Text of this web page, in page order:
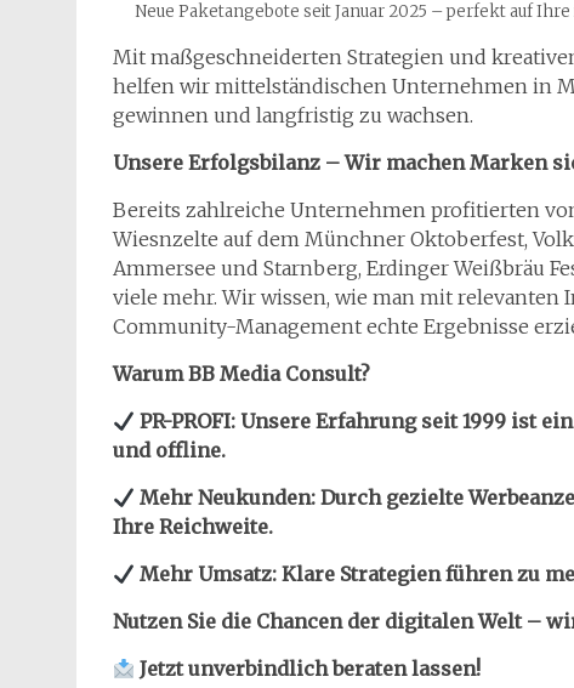
Neue Paketangebote seit Januar 2025 – perfekt auf
Mit maßgeschneiderten Strategien und
helfen wir mittelständischen Unternehmen in
gewinnen und langfristig zu wachsen.
Unsere Erfolgsbilanz – Wir machen Marken
Bereits zahlreiche Unternehmen profitierten
Wiesnzelte auf dem Münchner Oktoberfest,
Ammersee und Starnberg, Erdinger Weißbräu
viele mehr. Wir wissen, wie man mit
Community-Management echte Ergebnisse
Warum BB Media Consult?
PR-PROFI: Unsere Erfahrung seit 1999 ist
und offline.
Mehr Neukunden: Durch gezielte
Ihre Reichweite.
Mehr Umsatz: Klare Strategien führen zu
Nutzen Sie die Chancen der digitalen Welt –
Jetzt unverbindlich beraten lassen!